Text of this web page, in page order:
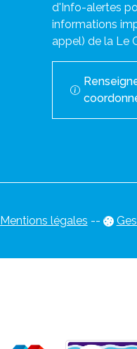
d'Info-alertes
informations
appel) de la Le
Mentions légales --